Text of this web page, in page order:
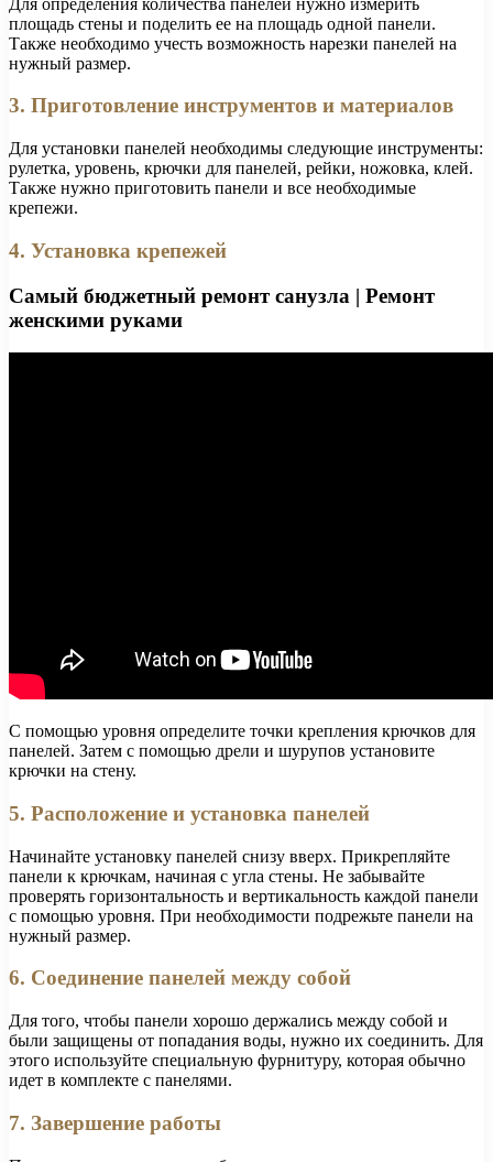
площадь стены и поделить ее на площадь одной панели.
Также необходимо учесть возможность нарезки панелей на
нужный размер.
3. Приготовление инструментов и материалов
Для установки панелей необходимы следующие инструменты:
рулетка, уровень, крючки для панелей, рейки, ножовка, клей.
Также нужно приготовить панели и все необходимые
крепежи.
4. Установка крепежей
Самый бюджетный ремонт санузла | Ремонт
женскими руками
С помощью уровня определите точки крепления крючков для
панелей. Затем с помощью дрели и шурупов установите
крючки на стену.
5. Расположение и установка панелей
Начинайте установку панелей снизу вверх. Прикрепляйте
панели к крючкам, начиная с угла стены. Не забывайте
проверять горизонтальность и вертикальность каждой панели
с помощью уровня. При необходимости подрежьте панели на
нужный размер.
6. Соединение панелей между собой
Для того, чтобы панели хорошо держались между собой и
были защищены от попадания воды, нужно их соединить. Для
этого используйте специальную фурнитуру, которая обычно
идет в комплекте с панелями.
7. Завершение работы